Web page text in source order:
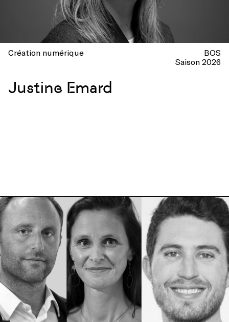
Création numérique
BOS
Saison 2026
Justine Emard